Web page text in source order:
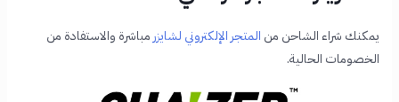
يمكنك شراء الشاحن من المتجر الإلكتروني لشايزر مباشرة والاستفادة من
الخصومات الحالية.